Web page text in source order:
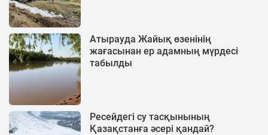
Атырауда Жайық өзенінің
жағасынан ер адамның мүрдесі
табылды
Ресейдегі су тасқынының
Қазақстанға әсері қандай?